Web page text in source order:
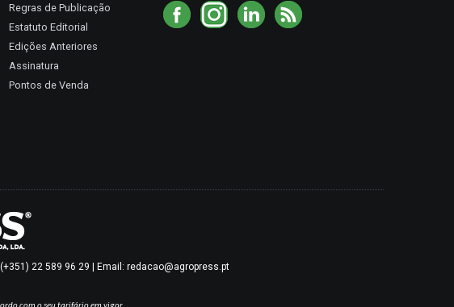
Regras de Publicação
Estatuto Editorial
Edições Anteriores
Assinatura
Pontos de Venda
22 589 96 29 | Email: redacao@agropress.pt